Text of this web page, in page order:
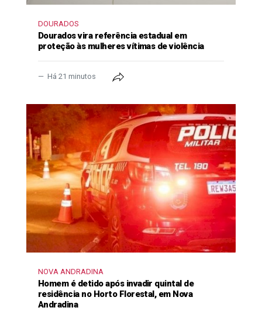
DOURADOS
Dourados vira referência estadual em
proteção às mulheres vítimas de violência
Há 21 minutos
NOVA ANDRADINA
Homem é detido após invadir quintal de
residência no Horto Florestal, em Nova
Andradina